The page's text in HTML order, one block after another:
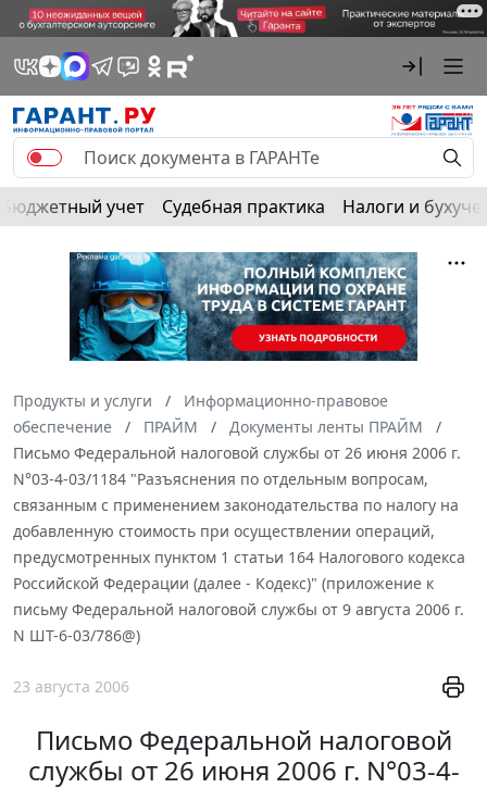
Бюджетный учет Судебная практика Налоги и
Продукты и услуги
Информационно-правовое
обеспечение
ПРАЙМ
Документы ленты ПРАЙМ
Письмо Федеральной налоговой службы от 26 июня 2006 г.
N°03-4-03/1184 "Разъяснения по отдельным вопросам,
связанным с применением законодательства по налогу на
добавленную стоимость при осуществлении операций,
предусмотренных пунктом 1 статьи 164 Налогового кодекса
Российской Федерации (далее - Кодекс)" (приложение к
письму Федеральной налоговой службы от 9 августа 2006 г.
N ШТ-6-03/786@)
23 августа 2006
Письмо Федеральной налоговой
службы от 26 июня 2006 г. N°03-4-